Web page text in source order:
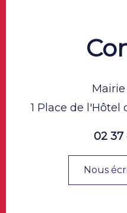
1 Place de l'Hôtel
02 37
Nous